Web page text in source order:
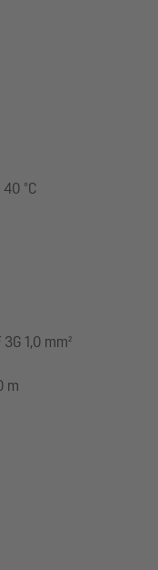
°C
1,0 mm²
m